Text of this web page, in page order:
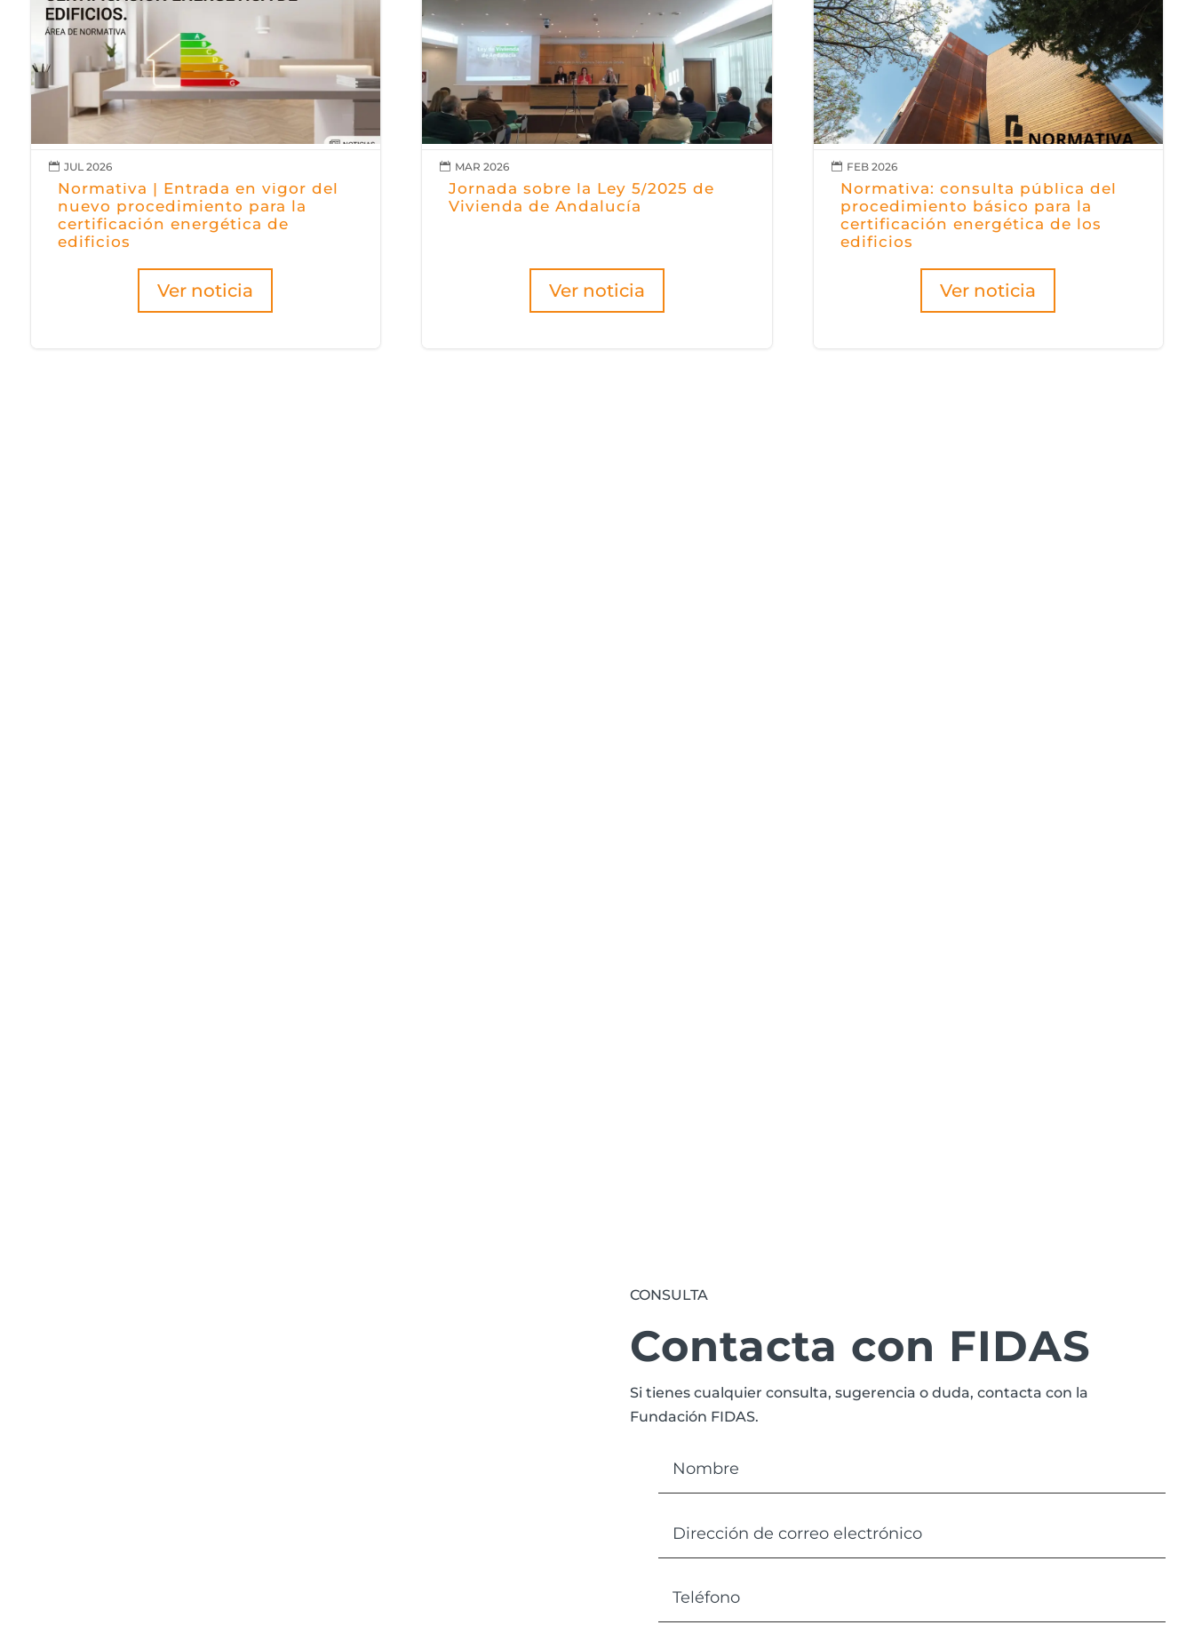
Normativa | Entrada en vigor del
nuevo procedimiento para la
certificación energética de
edificios
Ver noticia
 JUL 2026
Jornada sobre la Ley 5/2025 de
Vivienda de Andalucía
Ver noticia
 MAR 2026
Normativa: consulta pública del
procedimiento básico para la
certificación energética de los
edificios
Ver noticia
 FEB 2026
CONSULTA
Contacta con FIDAS
Si tienes cualquier consulta, sugerencia o duda, contacta con la
Fundación FIDAS.